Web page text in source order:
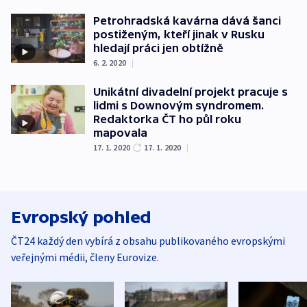
Petrohradská kavárna dává šanci
postiženým, kteří jinak v Rusku
hledají práci jen obtížně
6. 2. 2020 |
Unikátní divadelní projekt pracuje s
lidmi s Downovým syndromem.
Redaktorka ČT ho půl roku
mapovala
17. 1. 2020 17. 1. 2020 |
Evropský pohled
ČT24 každý den vybírá z obsahu publikovaného evropskými
veřejnými médii, členy Eurovize.